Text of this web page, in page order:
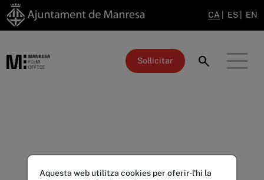
Aquesta web utilitza cookies per oferir-l'hi la
CA | ES| EN
Sol·licitar search